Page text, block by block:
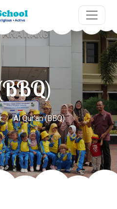
Al Qur'an (BBQ)